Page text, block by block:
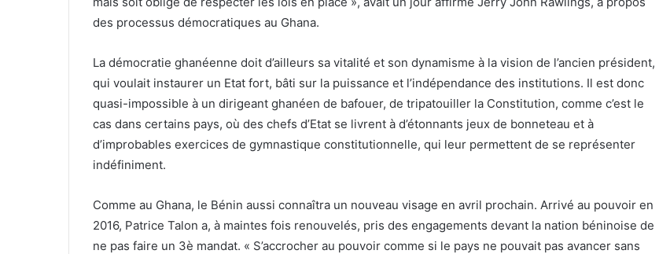
des processus démocratiques au Ghana.
La démocratie ghanéenne doit d’ailleurs sa vitalité et son dynamisme à la vision de l’ancien président,
qui voulait instaurer un Etat fort, bâti sur la puissance et l’indépendance des institutions. Il est donc
quasi-impossible à un dirigeant ghanéen de bafouer, de tripatouiller la Constitution, comme c’est le
cas dans certains pays, où des chefs d’Etat se livrent à d’étonnants jeux de bonneteau et à
d’improbables exercices de gymnastique constitutionnelle, qui leur permettent de se représenter
indéfiniment.
Comme au Ghana, le Bénin aussi connaîtra un nouveau visage en avril prochain. Arrivé au pouvoir en
2016, Patrice Talon a, à maintes fois renouvelés, pris des engagements devant la nation béninoise de
ne pas faire un 3è mandat. « S’accrocher au pouvoir comme si le pays ne pouvait pas avancer sans